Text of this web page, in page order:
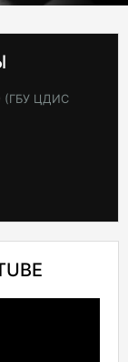
(ГБУ ЦДИС